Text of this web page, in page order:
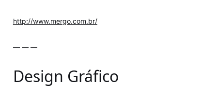
http://www.mergo.com.br/
— — —
Design Gráfico